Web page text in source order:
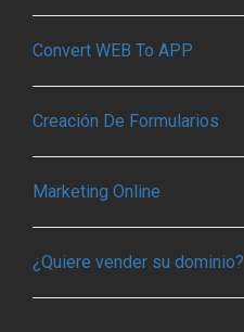
Convert WEB To APP
Creación De Formularios
Marketing Online
¿Quiere vender su dominio?